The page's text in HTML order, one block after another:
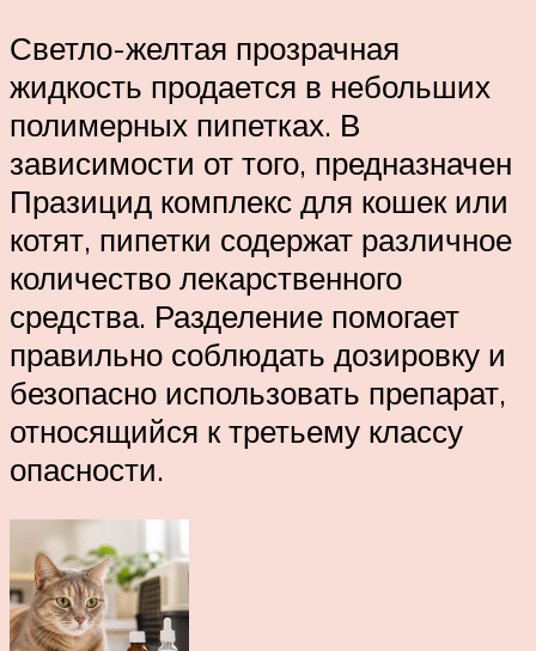
Светло-желтая прозрачная
жидкость продается в небольших
полимерных пипетках. В
зависимости от того, предназначен
Празицид комплекс для кошек или
котят, пипетки содержат различное
количество лекарственного
средства. Разделение помогает
правильно соблюдать дозировку и
безопасно использовать препарат,
относящийся к третьему классу
опасности.